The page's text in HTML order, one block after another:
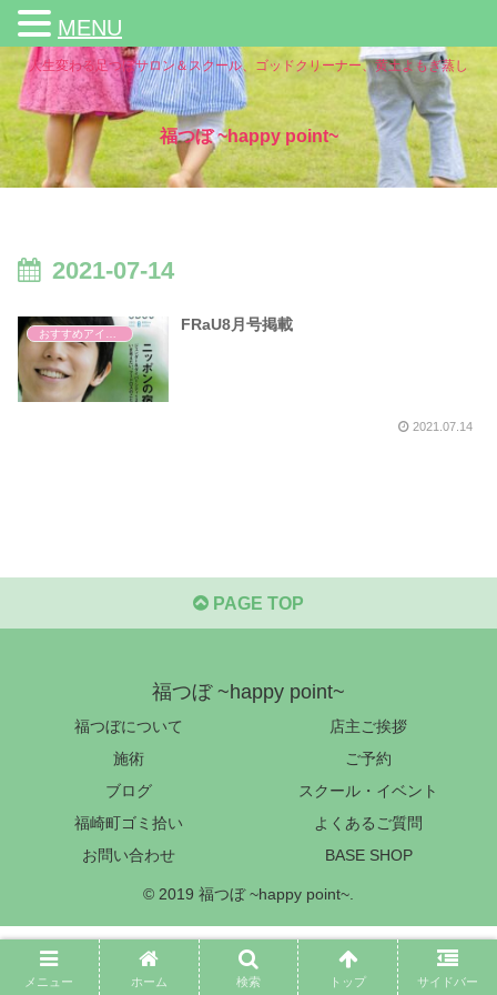
人生変わる足つぼサロン＆スクール、ゴッドクリーナー、黄土よもぎ蒸し
福つぼ ~happy point~
2021-07-14
おすすめアイテム
FRaU8月号掲載
2021.07.14
PAGE TOP
福つぼ ~happy point~
福つぼについて
店主ご挨拶
施術
ご予約
ブログ
スクール・イベント
福崎町ゴミ拾い
よくあるご質問
お問い合わせ
BASE SHOP
© 2019 福つぼ ~happy point~.
メニュー ホーム 検索 トップ サイドバー
MENU